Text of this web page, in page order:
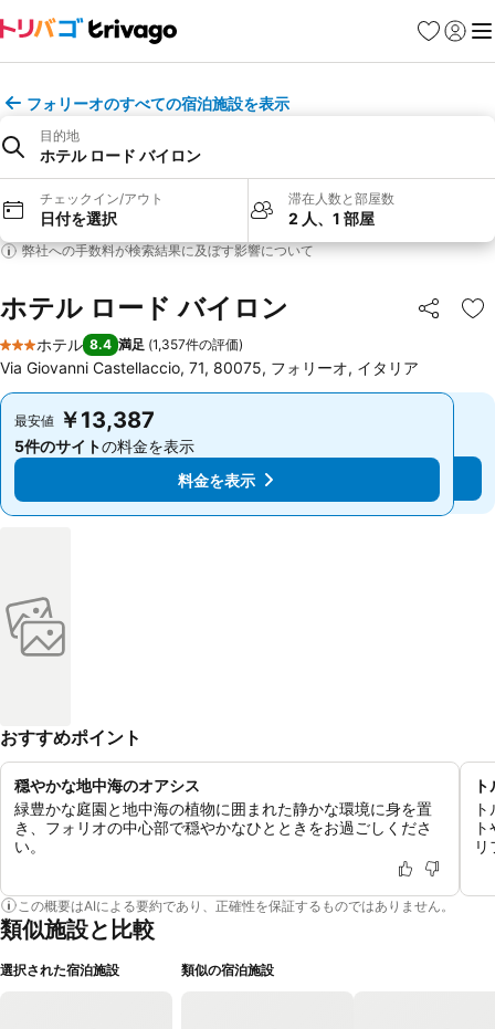
お気に入り
ログイ
メ
フォリーオのすべての宿泊施設を表示
目的地
ホテル ロード バイロン
チェックイン/アウト
日付を選択
滞在人数と部屋数
2 人、1 部屋
弊社への手数料が検索結果に及ぼす影響について
ホテル ロード バイロン シェア
お
3 ホテルのランク
ホテル 8.4 満足 (1,357件の評価)
Via Giovanni Castellaccio, 71, 80075, フォリーオ, イタリア
最安値 ￥13,387
5件のサイトの料金を表示
料金を表示
最安値 ￥13,387
5件のサイトの料金を表示
料金を表示
おすすめポイント
穏やかな地中海のオアシス
緑豊かな庭園と地中海の植物に囲まれた静かな環境に身を置
き、フォリオの中心部で穏やかなひとときをお過ごしくださ
い。
この概要はAIによる要約であり、正確性を保証するものではありません。
類似施設と比較
選択された宿泊施設 類似の宿泊施設